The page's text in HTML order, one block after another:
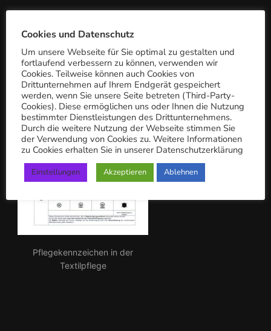
h:
PFLEGEKENNZEICHEN
Pflegekennzeichen in der
Textilpflege
Cookies und Datenschutz
Um unsere Webseite für Sie optimal zu gestalten und
fortlaufend verbessern zu können, verwenden wir
Cookies. Teilweise können auch Cookies von
Drittunternehmen auf Ihrem Endgerät gespeichert
werden, wenn Sie unsere Seite betreten (Third-Party-
Cookies). Diese ermöglichen uns oder Ihnen die Nutzung
bestimmter Dienstleistungen des Drittunternehmens.
Durch die weitere Nutzung der Webseite stimmen Sie
der Verwendung von Cookies zu. Weitere Informationen
zu Cookies erhalten Sie in unserer Datenschutzerklärung
Einstellungen Akzeptieren Ablehnen